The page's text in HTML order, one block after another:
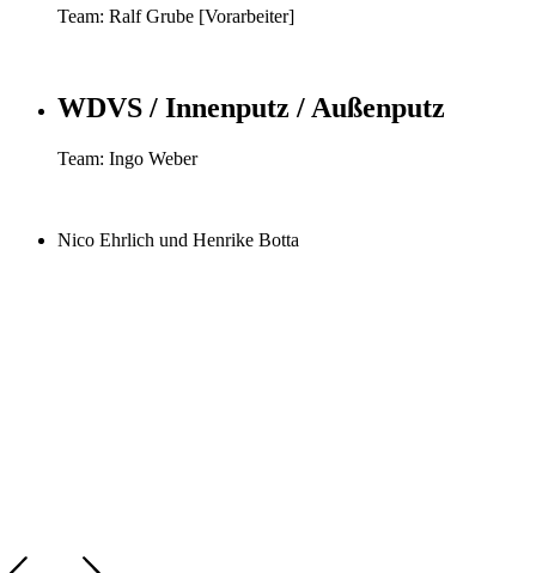
Team: Ralf Grube [Vorarbeiter]
WDVS / Innenputz / Außenputz
Team: Ingo Weber
Nico Ehrlich und Henrike Botta